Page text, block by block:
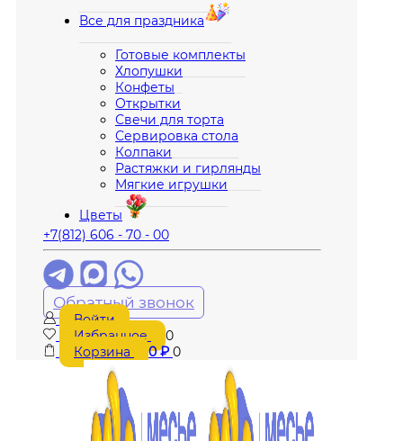
Все для праздника
Готовые комплекты
Хлопушки
Конфеты
Открытки
Свечи для торта
Сервировка стола
Колпаки
Растяжки и гирлянды
Мягкие игрушки
Цветы
+7(812) 606 - 70 - 00
Обратный звонок
Войти
Избранное
0
Корзина
0₽ 0